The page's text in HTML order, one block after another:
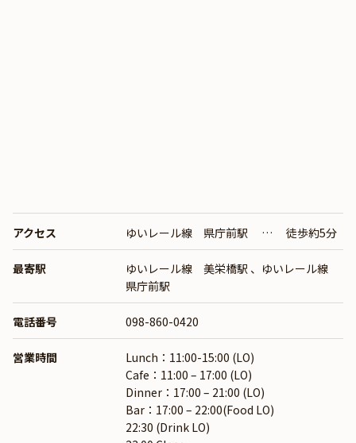
アクセス ゆいレール線 県庁前駅 … 徒歩約5分
最寄駅 ゆいレール線 美栄橋駅 、 ゆいレール線
県庁前駅
電話番号 098-860-0420
営業時間
Lunch：11:00-15:00 (LO)
Cafe：11:00 – 17:00 (LO)
Dinner：17:00 – 21:00 (LO)
Bar：17:00 – 22:00(Food LO)
22:30 (Drink LO)